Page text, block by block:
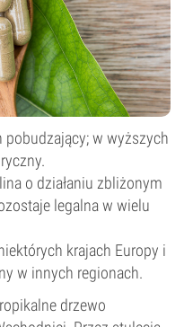
pobudzający; w wyższych
o działaniu zbliżonym
legalna w wielu
krajach Europy i
w innych regionach.
drzewo